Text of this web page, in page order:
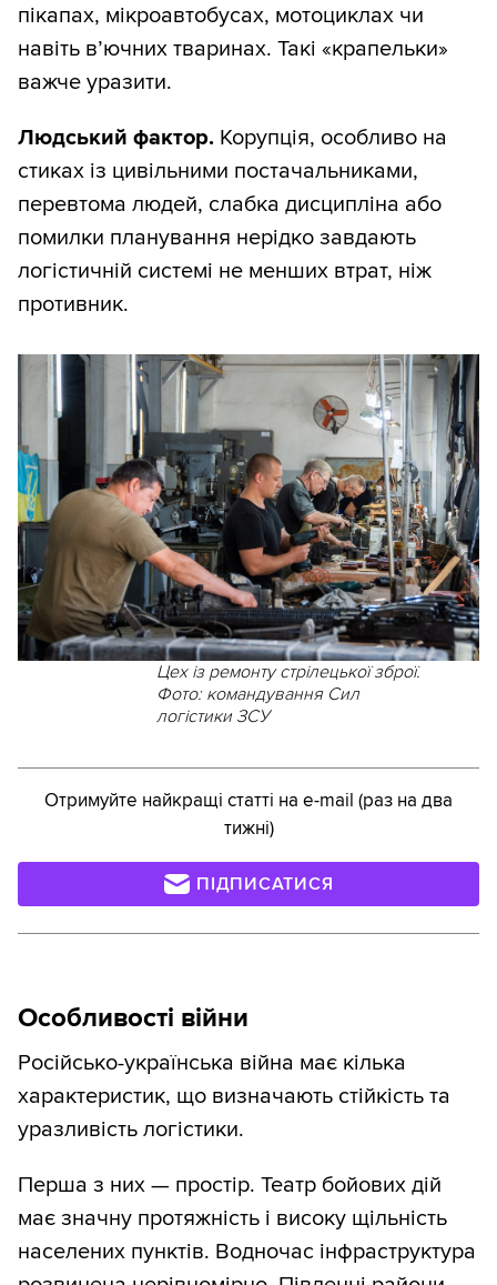
пікапах, мікроавтобусах, мотоциклах чи
навіть в’ючних тваринах. Такі «крапельки»
важче уразити.
Людський фактор. Корупція, особливо на
стиках із цивільними постачальниками,
перевтома людей, слабка дисципліна або
помилки планування нерідко завдають
логістичній системі не менших втрат, ніж
противник.
Цех із ремонту стрілецької зброї.
Фото: командування Сил
логістики ЗСУ
Отримуйте найкращі статті на e-mail (раз на два
тижні)
ПІДПИСАТИСЯ
Особливості війни
Російсько-українська війна має кілька
характеристик, що визначають стійкість та
уразливість логістики.
Перша з них — простір. Театр бойових дій
має значну протяжність і високу щільність
населених пунктів. Водночас інфраструктура